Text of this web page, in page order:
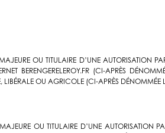
OU TITULAIRE D’UNE AUTORISATION
BERENGERELEROY.FR (CI-APRÈS
LIBÉRALE OU AGRICOLE (CI-APRÈS DÉNOMMÉE
OU TITULAIRE D’UNE AUTORISATION